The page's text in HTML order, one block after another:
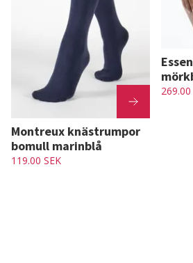
Montreux knästrumpor
bomull marinblå
119.00 SEK
269.00